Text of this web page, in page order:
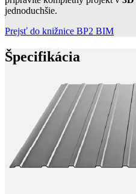
jednoduchšie.
Prejsť do knižnice BP2 BIM
Špecifikácia